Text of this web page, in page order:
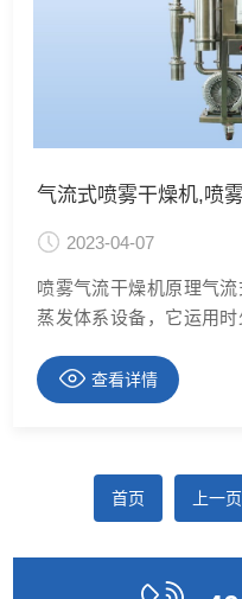
气流式喷雾干燥机,喷
2023-04-07
喷雾气流干燥机原理气
蒸发体系设备，它运用
较干燥估计时间。它某
取决于待干燥产品比较的
中，透明液体利用喷雾
查看详情
首页 上一页